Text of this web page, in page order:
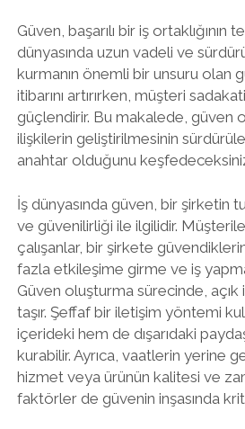
Güven, başarılı bir iş ortaklığının
dünyasında uzun vadeli ve
kurmanın önemli bir unsuru olan
itibarını artırırken, müşteri
güçlendirir. Bu makalede, güven
ilişkilerin geliştirilmesinin
anahtar olduğunu
İş dünyasında güven, bir şirketin
ve güvenilirliği ile ilgilidir.
çalışanlar, bir şirkete
fazla etkileşime girme ve iş
Güven oluşturma sürecinde,
taşır. Şeffaf bir iletişim yöntemi
içerideki hem de dışarıdaki
kurabilir. Ayrıca, vaatlerin yerine
hizmet veya ürünün kalitesi ve
faktörler de güvenin inşasında